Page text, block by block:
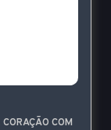
COM